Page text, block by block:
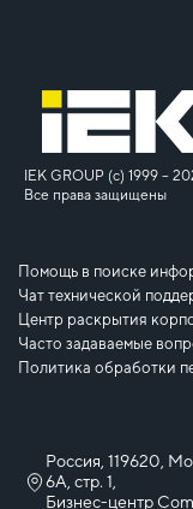
IEK GROUP (c) 1999 –
Все права защищены
Помощь в поиске
Чат технической
Центр раскрытия
Часто задаваемые
Политика обработки
Россия, 119620,
6А, стр. 1,
Бизнес-центр